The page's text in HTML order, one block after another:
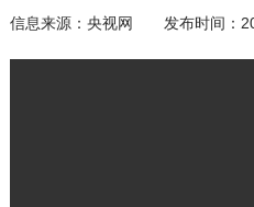
信息来源： 央视网 发布时间：